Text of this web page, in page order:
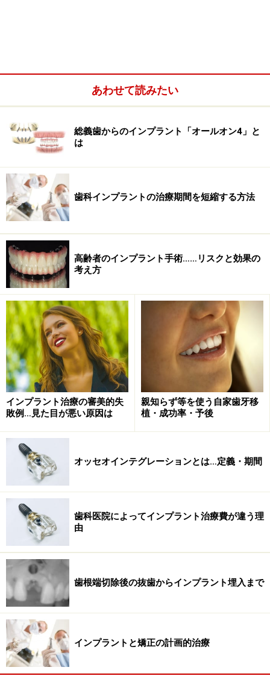
体を埋入するサイズダウン法などもそういった考え方を
応用したものです。
ソケットリフトの注意点
ソケットリフトテクニックを用いて上顎洞拳上および骨補填
を行い、同時にインプラント埋入をした術後写真。
元々は挙上量が2～3ミリと少ない時に行われるテクニッ
クでしたが、近年は5ミリほどの挙上時にも低侵襲手術
を目的に行う術者も増えました。ただし盲目であるた
め、上顎洞底を貫通するときの感覚や、できた空洞にど
の程度の量の骨補填を行えばいいかなど、熟練したテク
ニックなしではできません。
また、シュナイダー膜が裂開してしまった場合に、ラテ
ラルアプローチに切り替えてリカバリーしなければなり
ませんので、サイナスリフト、ソケットリフト両方のテ
クニックを取得したうえで行うことが望まれます。
※記事内容は執筆時点のものです。最新の内容をご確認くださ
い。
※当サイトにおける医師・医療従事者等による情報の提供は、診
断・治療行為ではありません。診断・治療を必要とする方は、適
切な医療機関での受診をおすすめいたします。記事内容は執筆者
個人の見解によるものであり、全ての方への有効性を保証するも
のではありません。当サイトで提供する情報に基づいて被ったい
かなる損害についても、当社、各ガイド、その他当社と契約した
情報提供者は一切の責任を負いかねます。
免責事項
あわせて読みたい
総義歯からのインプラント「オールオン4」と
は
歯科インプラントの治療期間を短縮する方法
高齢者のインプラント手術……リスクと効果の
考え方
インプラント治療の審美的失
敗例…見た目が悪い原因は
親知らず等を使う自家歯牙移
植・成功率・予後
オッセオインテグレーションとは…定義・期間
歯科医院によってインプラント治療費が違う理
由
歯根端切除後の抜歯からインプラント埋入まで
インプラントと矯正の計画的治療